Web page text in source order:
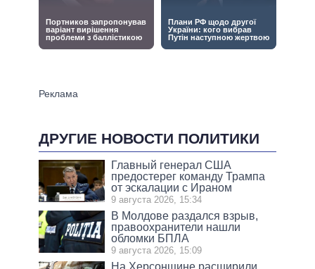
ДРУГИЕ НОВОСТИ ПОЛИТИКИ
Главный генерал США
предостерег команду Трампа
от эскалации с Ираном
9 августа 2026, 15:34
В Молдове раздался взрыв,
правоохранители нашли
обломки БПЛА
9 августа 2026, 15:09
На Херсонщине расширили